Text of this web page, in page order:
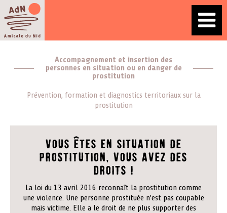
Accompagnement et insertion des
personnes en situation ou en danger de
prostitution
Prévention, formation et diagnostics territoriaux sur la
prostitution
Vous êtes en situation de
prostitution, vous avez des
droits !
La loi du 13 avril 2016 reconnaît la prostitution comme
une violence. Une personne prostituée n’est pas coupable
mais victime. Elle a le droit de ne plus supporter des